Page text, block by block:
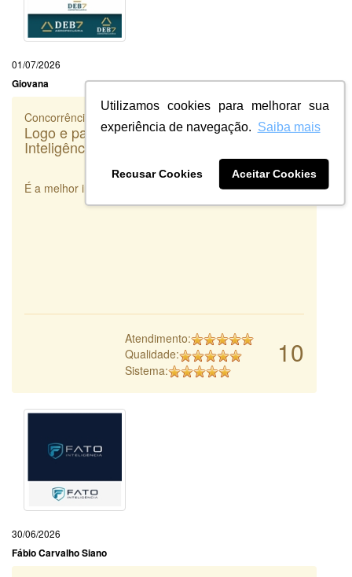
Utilizamos cookies para melhorar sua
experiência de navegação. Saiba mais
Recusar Cookies Aceitar Cookies
01/07/2026
Giovana
Concorrência
Logo e papelaria (6 itens) - TOP - Fato
Inteligência
É a melhor integradora de Designers que existe!
10
Atendimento:
Qualidade:
Sistema:
30/06/2026
Fábio Carvalho Siano